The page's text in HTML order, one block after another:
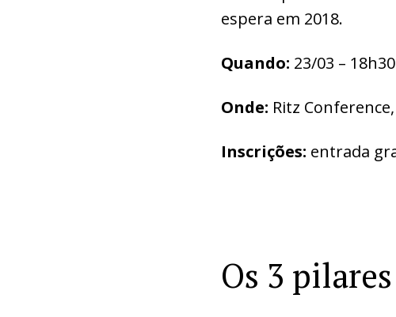
espera em 2018.
Quando: 23/03 –
Onde: Ritz
Inscrições: entrada
Os 3